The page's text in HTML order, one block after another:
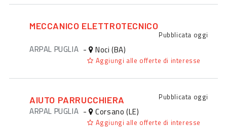
MECCANICO ELETTROTECNICO
Pubblicata oggi
ARPAL PUGLIA - Noci (BA)
Aggiungi alle offerte di interesse
AIUTO PARRUCCHIERA Pubblicata oggi
ARPAL PUGLIA - Corsano (LE)
Aggiungi alle offerte di interesse